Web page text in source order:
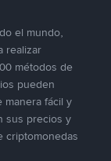
el mundo,
realizar
métodos de
pueden
manera fácil y
sus precios y
criptomonedas